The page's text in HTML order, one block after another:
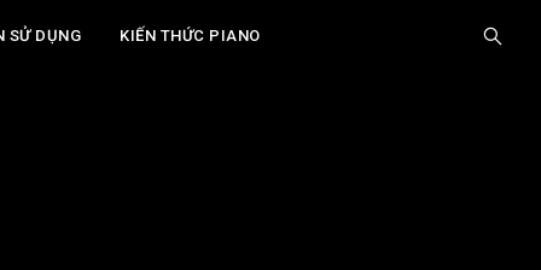
SỬ DỤNG KIẾN THỨC PIANO